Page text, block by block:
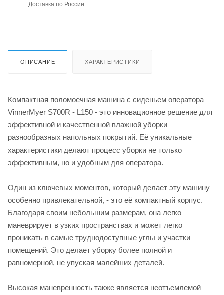
Доставка по России.
ОПИСАНИЕ ХАРАКТЕРИСТИКИ
Компактная поломоечная машина с сиденьем оператора
VinnerMyer S700R - L150 - это инновационное решение для
эффективной и качественной влажной уборки
разнообразных напольных покрытий. Её уникальные
характеристики делают процесс уборки не только
эффективным, но и удобным для оператора.
Один из ключевых моментов, который делает эту машину
особенно привлекательной, - это её компактный корпус.
Благодаря своим небольшим размерам, она легко
маневрирует в узких пространствах и может легко
проникать в самые труднодоступные углы и участки
помещений. Это делает уборку более полной и
равномерной, не упуская малейших деталей.
Высокая маневренность также является неотъемлемой